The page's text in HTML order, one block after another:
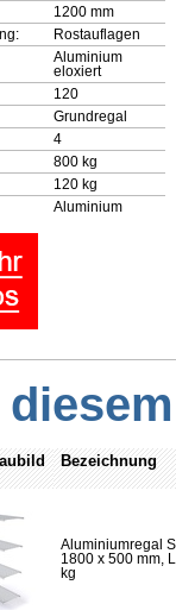
1200 mm
Rostauflagen
Aluminium
eloxiert
120
Grundregal
4
800 kg
120 kg
Aluminium
Bezeichnung
Aluminiumregal
1800 x 500 mm,
kg